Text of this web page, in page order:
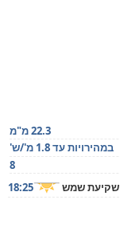
22.3 מ"מ
במהירויות עד 1.8 מ'/ש'
8
שקיעת שמש 18:25